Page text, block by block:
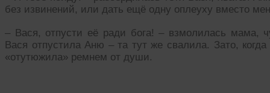
без извинений, или дать ещё одну оплеуху вместо
– Вася, отпусти её ради бога! – взмолилась мама,
Вася отпустила Аню – та тут же свалила. Зато,
«отутюжила» ремнем от души.